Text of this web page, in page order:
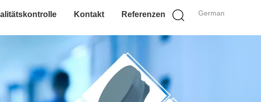
German
Kontakt Referenzen